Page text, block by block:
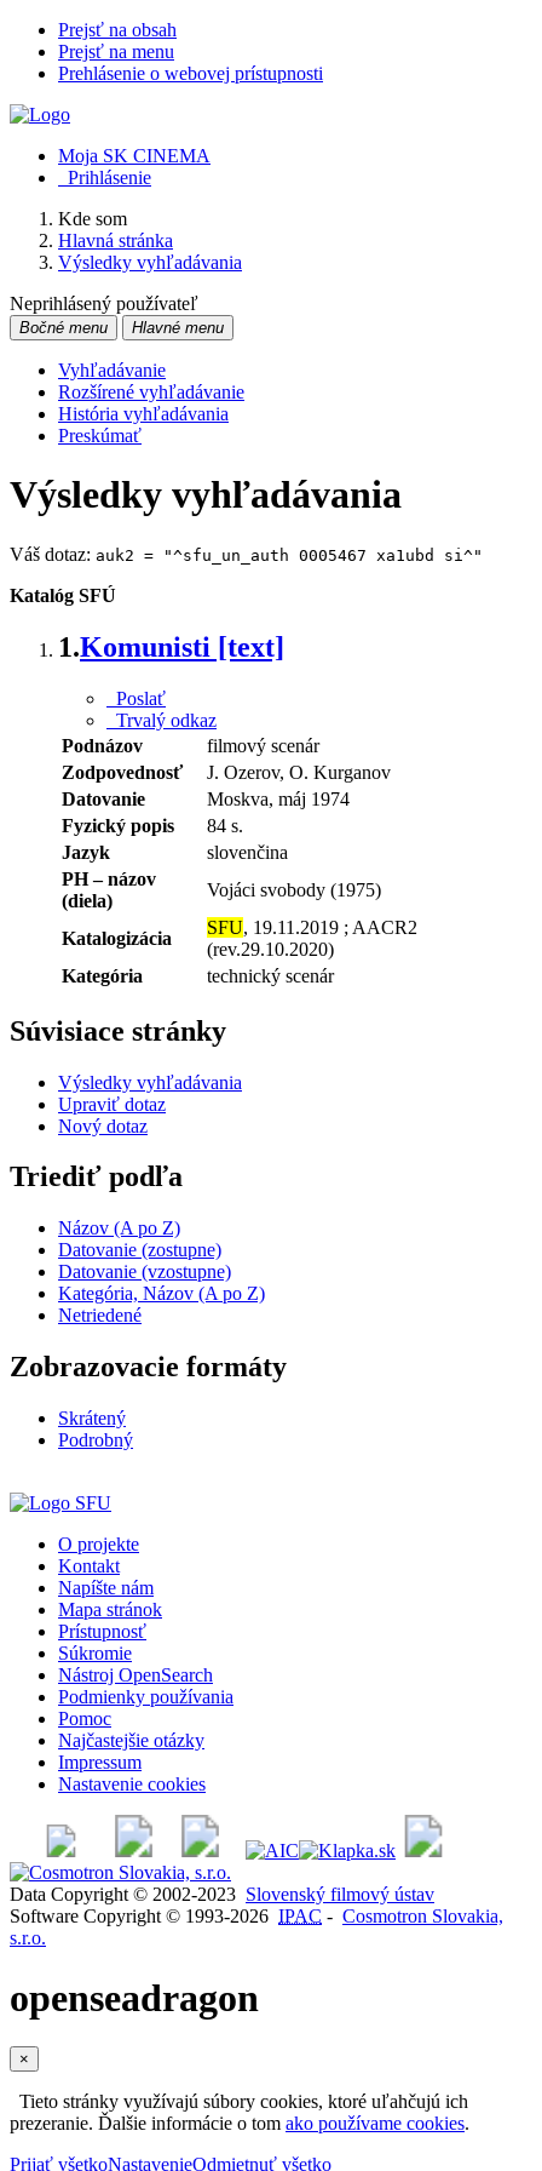
Prejsť na obsah
Prejsť na menu
Prehlásenie o webovej prístupnosti
Moja SK CINEMA
Prihlásenie
Kde som
Hlavná stránka
Výsledky vyhľadávania
Neprihlásený používateľ
Bočné menu Hlavné menu
Vyhľadávanie
Rozšírené vyhľadávanie
História vyhľadávania
Preskúmať
Výsledky vyhľadávania
Váš dotaz: auk2 = "^sfu_un_auth 0005467 xa1ubd si^"
Katalóg SFÚ
1.Komunisti [text]
Poslať
Trvalý odkaz
Podnázov
filmový scenár
Zodpovednosť
J. Ozerov, O. Kurganov
Datovanie
Moskva, máj 1974
Fyzický popis
84 s.
Jazyk
slovenčina
PH – názov
(diela)
Vojáci svobody (1975)
Katalogizácia
SFU, 19.11.2019 ; AACR2
(rev.29.10.2020)
Kategória
technický scenár
Súvisiace stránky
Výsledky vyhľadávania
Upraviť dotaz
Nový dotaz
Triediť podľa
Názov (A po Z)
Datovanie (zostupne)
Datovanie (vzostupne)
Kategória, Názov (A po Z)
Netriedené
Zobrazovacie formáty
Skrátený
Podrobný
O projekte
Kontakt
Napíšte nám
Mapa stránok
Prístupnosť
Súkromie
Nástroj OpenSearch
Podmienky používania
Pomoc
Najčastejšie otázky
Impressum
Nastavenie cookies
Data Copyright © 2002-2023 Slovenský filmový ústav
Software Copyright © 1993-2026 IPAC - Cosmotron Slovakia,
s.r.o.
openseadragon
×
Tieto stránky využívajú súbory cookies, ktoré uľahčujú ich
prezeranie. Ďalšie informácie o tom ako používame cookies.
Prijať všetkoNastavenieOdmietnuť všetko